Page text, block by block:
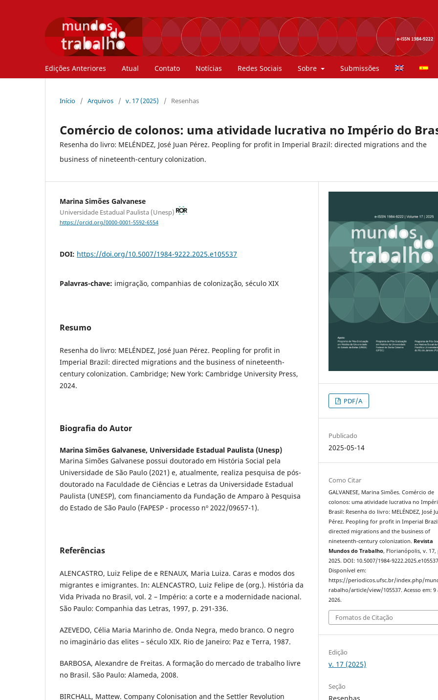
Edições Anteriores Atual Contato Notícias Redes Sociais Sobre Submissões
Início / Arquivos / v. 17 (2025) / Resenhas
Comércio de colonos: uma atividade lucrativa no Império do
Resenha do livro: MELÉNDEZ, José Juan Pérez. Peopling for profit in Imperial Brazil: directed migrations and the
business of nineteenth-century colonization.
Marina Simões Galvanese
Universidade Estadual Paulista (Unesp)
https://orcid.org/0000-0001-5592-6554
DOI: https://doi.org/10.5007/1984-9222.2025.e105537
Palavras-chave: imigração, companhias de colonização, século XIX
Resumo
Resenha do livro: MELÉNDEZ, José Juan Pérez. Peopling for profit in
Imperial Brazil: directed migrations and the business of nineteenth-
century colonization. Cambridge; New York: Cambridge University Press,
2024.
Biografia do Autor
Marina Simões Galvanese, Universidade Estadual Paulista (Unesp)
Marina Simões Galvanese possui doutorado em História Social pela
Universidade de São Paulo (2021) e, atualmente, realiza pesquisa de pós-
doutorado na Faculdade de Ciências e Letras da Universidade Estadual
Paulista (UNESP), com financiamento da Fundação de Amparo à Pesquisa
do Estado de São Paulo (FAPESP - processo nº 2022/09657-1).
Referências
ALENCASTRO, Luiz Felipe de e RENAUX, Maria Luiza. Caras e modos dos
migrantes e imigrantes. In: ALENCASTRO, Luiz Felipe de (org.). História da
Vida Privada no Brasil, vol. 2 – Império: a corte e a modernidade nacional.
São Paulo: Companhia das Letras, 1997, p. 291-336.
AZEVEDO, Célia Maria Marinho de. Onda Negra, medo branco. O negro
no imaginário das elites – século XIX. Rio de Janeiro: Paz e Terra, 1987.
BARBOSA, Alexandre de Freitas. A formação do mercado de trabalho livre
no Brasil. São Paulo: Alameda, 2008.
BIRCHALL, Mattew. Company Colonisation and the Settler Revolution
PDF/A
Publicado
2025-05-14
Como Citar
GALVANESE, Marina Simões. Comércio de
colonos: uma atividade lucrativa no
Brasil: Resenha do livro: MELÉNDEZ, José
Pérez. Peopling for profit in Imperial
directed migrations and the business of
nineteenth-century colonization. Revista
Mundos do Trabalho, Florianópolis, v. 17,
2025. DOI: 10.5007/1984-
Disponível em:
https://periodicos.ufsc.br/index.php/
rabalho/article/view/105537. Acesso em: 9
2026.
Fomatos de Citação
Edição
v. 17 (2025)
Seção